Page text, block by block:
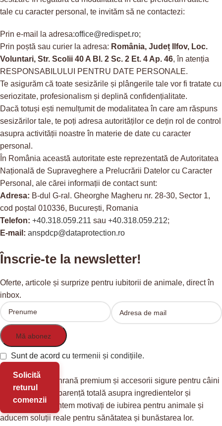
tale cu caracter personal, te invităm să ne contactezi:
Prin e-mail la adresa:office@redispet.ro;
Prin poștă sau curier la adresa: România, Județ Ilfov, Loc.
Voluntari, Str. Scolii 40 A Bl. 2 Sc. 2 Et. 4 Ap. 46, în atenția
RESPONSABILULUI PENTRU DATE PERSONALE.
Te asigurăm că toate sesizările și plângerile tale vor fi tratate cu
seriozitate, profesionalism și deplină confidențialitate.
Dacă totuși ești nemulțumit de modalitatea în care am răspuns
sesizărilor tale, te poți adresa autorităților ce dețin rol de control
asupra activității noastre în materie de date cu caracter
personal.
În România această autoritate este reprezentată de Autoritatea
Națională de Supraveghere a Prelucrării Datelor cu Caracter
Personal, ale cărei informații de contact sunt:
Adresa: B-dul G-ral. Gheorghe Magheru nr. 28-30, Sector 1,
cod poștal 010336, București, Romania
Telefon: +40.318.059.211 sau +40.318.059.212;
E-mail: anspdcp@dataprotection.ro
Înscrie-te la newsletter!
Oferte, articole și surprize pentru iubitorii de animale, direct în
inbox.
Sunt de acord cu termenii și condițiile.
Solicită
returul
comenzii
Redis Petoferă hrană premium și accesorii sigure pentru câini
și pisici, cu transparență totală asupra ingredientelor și
provenienței. Suntem motivați de iubirea pentru animale și
aducem soluții reale pentru sănătatea și bunăstarea lor.